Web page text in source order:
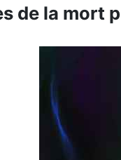
de la mort